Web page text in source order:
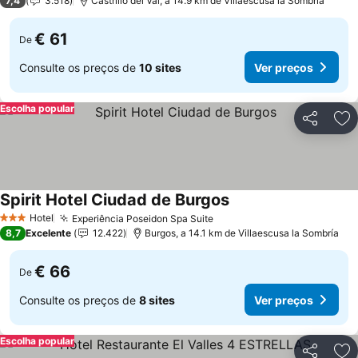
De € 61
Consulte os preços de 10 sites Ver preços
Partilhar
Escolha popular
3 EstrelasHotel Experiência Poseidon Spa SuiteVer preços
Spirit Hotel Ciudad de BurgosVer preços
8,7 Excelente 12.422 Burgos, a 14.1 km de Villaescusa la Sombría
De € 66
Consulte os preços de 8 sites Ver preços
Escolha popular